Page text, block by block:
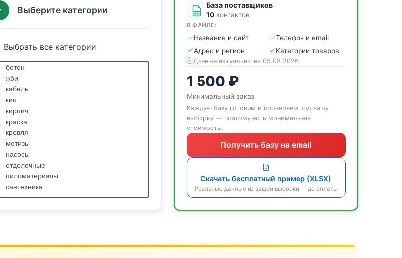
Выберите категории
Выбрать все категории
бетон
жби
кабель
кип
кирпич
краска
кровля
метизы
насосы
отделочные
пиломатериалы
сантехника
спецодежда
База поставщиков
10контактов
В ФАЙЛЕ:
Название и сайт
Телефон и email
Адрес и регион
Категории товаров
Данные актуальны на 05.08.2026
1 500 ₽
Минимальный заказ
Каждую базу готовим и проверяем под вашу
выборку — поэтому есть минимальная
стоимость.
Получить базу на email
Скачать бесплатный пример (XLSX)
Реальные данные из вашей выборки — до оплаты